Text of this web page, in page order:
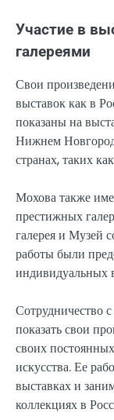
Участие в
галереями
Свои
выставок как в
показаны на
Нижнем
странах, таких
Мохова также
престижных
галерея и Музей
работы были
индивидуальных
Сотрудничество
показать свои
своих
искусства. Ее
выставках и
коллекциях в